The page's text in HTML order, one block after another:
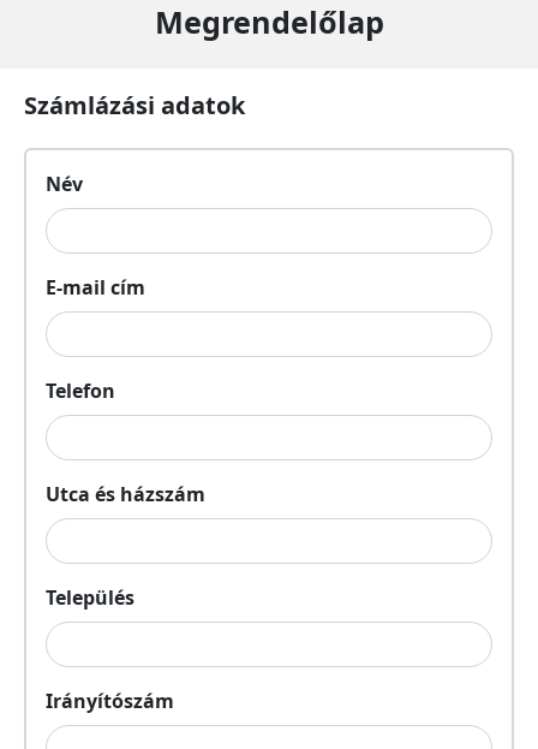
Megrendelőlap
Számlázási adatok
Név
E-mail cím
Telefon
Utca és házszám
Település
Irányítószám